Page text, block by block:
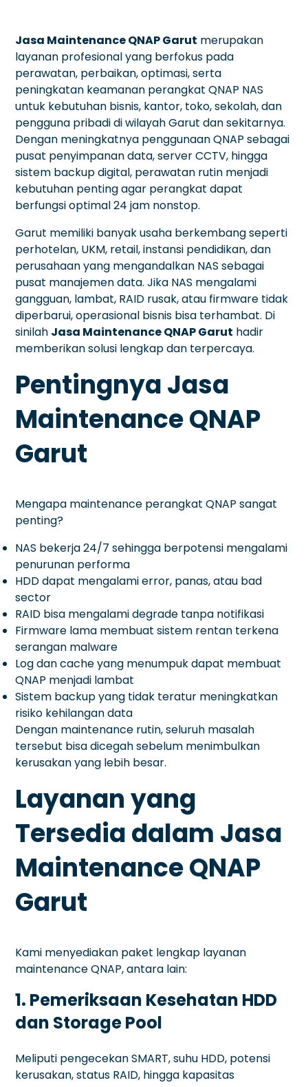
Jasa Maintenance QNAP Garut merupakan
layanan profesional yang berfokus pada
perawatan, perbaikan, optimasi, serta
peningkatan keamanan perangkat QNAP NAS
untuk kebutuhan bisnis, kantor, toko, sekolah, dan
pengguna pribadi di wilayah Garut dan sekitarnya.
Dengan meningkatnya penggunaan QNAP sebagai
pusat penyimpanan data, server CCTV, hingga
sistem backup digital, perawatan rutin menjadi
kebutuhan penting agar perangkat dapat
berfungsi optimal 24 jam nonstop.
Garut memiliki banyak usaha berkembang seperti
perhotelan, UKM, retail, instansi pendidikan, dan
perusahaan yang mengandalkan NAS sebagai
pusat manajemen data. Jika NAS mengalami
gangguan, lambat, RAID rusak, atau firmware tidak
diperbarui, operasional bisnis bisa terhambat. Di
sinilah Jasa Maintenance QNAP Garut hadir
memberikan solusi lengkap dan terpercaya.
Pentingnya Jasa
Maintenance QNAP
Garut
Mengapa maintenance perangkat QNAP sangat
penting?
NAS bekerja 24/7 sehingga berpotensi mengalami
penurunan performa
HDD dapat mengalami error, panas, atau bad
sector
RAID bisa mengalami degrade tanpa notifikasi
Firmware lama membuat sistem rentan terkena
serangan malware
Log dan cache yang menumpuk dapat membuat
QNAP menjadi lambat
Sistem backup yang tidak teratur meningkatkan
risiko kehilangan data
Dengan maintenance rutin, seluruh masalah
tersebut bisa dicegah sebelum menimbulkan
kerusakan yang lebih besar.
Layanan yang
Tersedia dalam Jasa
Maintenance QNAP
Garut
Kami menyediakan paket lengkap layanan
maintenance QNAP, antara lain:
1. Pemeriksaan Kesehatan HDD
dan Storage Pool
Meliputi pengecekan SMART, suhu HDD, potensi
kerusakan, status RAID, hingga kapasitas